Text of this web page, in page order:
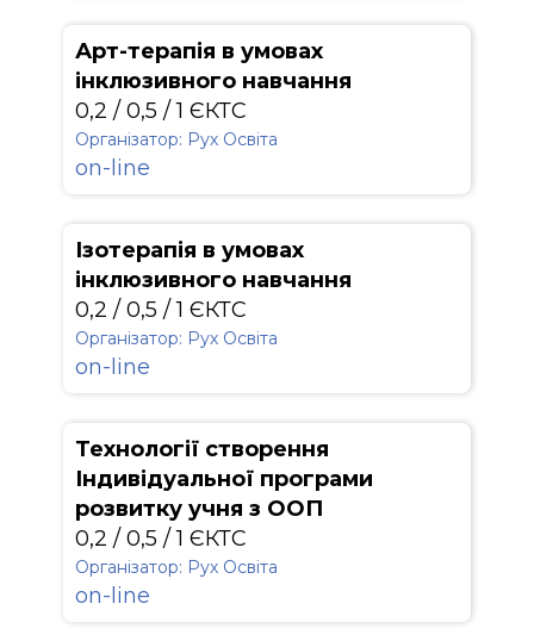
Арт-терапія в умовах
інклюзивного навчання
0,2 / 0,5 / 1 ЄКТС
Організатор: Рух Освіта
on-line
Ізотерапія в умовах
інклюзивного навчання
0,2 / 0,5 / 1 ЄКТС
Організатор: Рух Освіта
on-line
Технології створення
Індивідуальної програми
розвитку учня з ООП
0,2 / 0,5 / 1 ЄКТС
Організатор: Рух Освіта
on-line